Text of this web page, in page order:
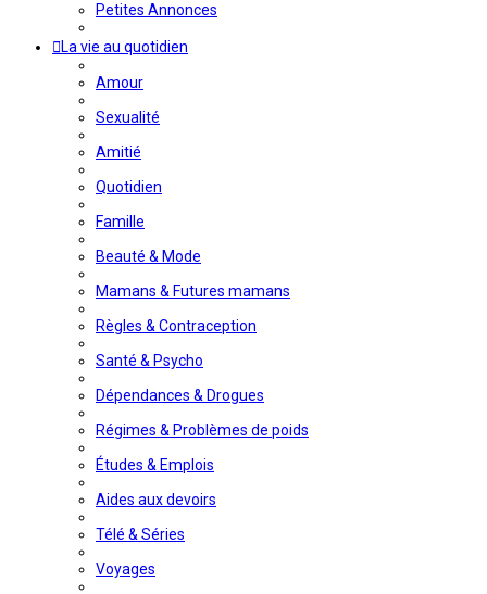
Petites Annonces
La vie au quotidien
Amour
Sexualité
Amitié
Quotidien
Famille
Beauté & Mode
Mamans & Futures mamans
Règles & Contraception
Santé & Psycho
Dépendances & Drogues
Régimes & Problèmes de poids
Études & Emplois
Aides aux devoirs
Télé & Séries
Voyages